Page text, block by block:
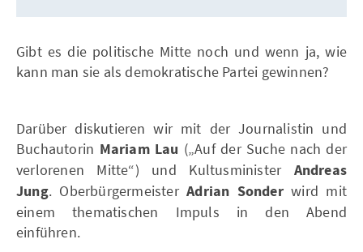
Gibt es die politische Mitte noch und wenn ja, wie
kann man sie als demokratische Partei gewinnen?
Darüber diskutieren wir mit der Journalistin und
Buchautorin Mariam Lau („Auf der Suche nach der
verlorenen Mitte“) und Kultusminister Andreas
Jung. OberbürgermeisterAdrian Sonderwird mit
einem thematischen Impuls in den Abend
einführen.